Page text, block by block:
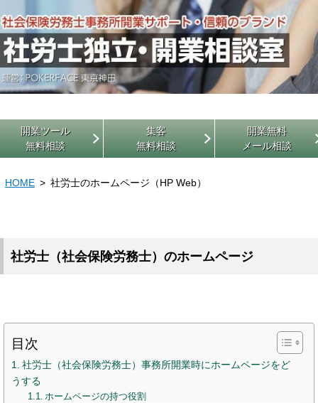
開業ツール
無料相談
集客
無料相談
開業無料
メール相談
HOME 社労士のホームページ（HP Web）
社労士（社会保険労務士）のホームページ
目次
社労士（社会保険労務士）事務所開業時にホームページをど
うする
ホームページの持つ役割